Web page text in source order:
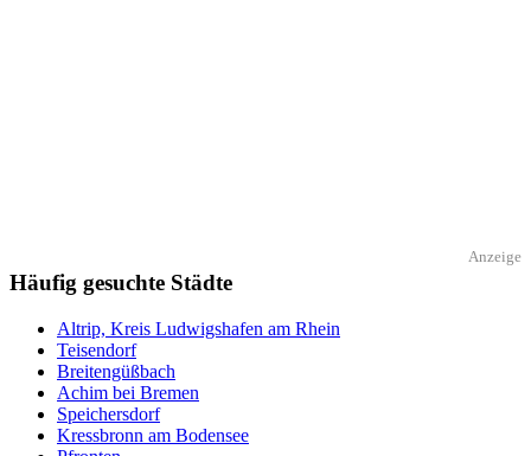
Anzeige
Häufig gesuchte Städte
Altrip, Kreis Ludwigshafen am Rhein
Teisendorf
Breitengüßbach
Achim bei Bremen
Speichersdorf
Kressbronn am Bodensee